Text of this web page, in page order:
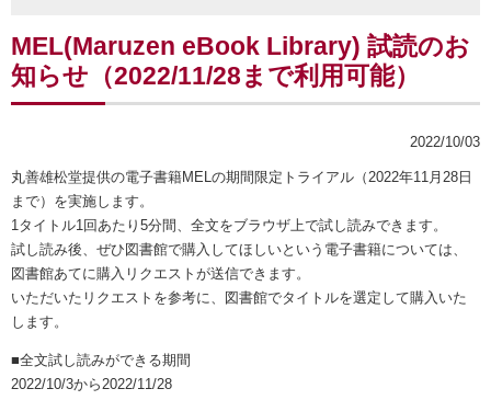
MEL(Maruzen eBook Library) 試読のお
知らせ（2022/11/28まで利用可能）
2022/10/03
丸善雄松堂提供の電子書籍MELの期間限定トライアル（2022年11月28日
まで）を実施します。
1タイトル1回あたり5分間、全文をブラウザ上で試し読みできます。
試し読み後、ぜひ図書館で購入してほしいという電子書籍については、
図書館あてに購入リクエストが送信できます。
いただいたリクエストを参考に、図書館でタイトルを選定して購入いた
します。
■全文試し読みができる期間
2022/10/3から2022/11/28